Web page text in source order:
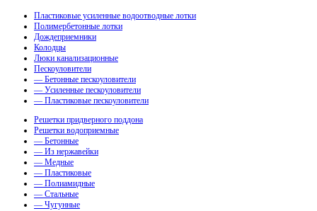
Пластиковые усиленные водоотводные лотки
Полимербетонные лотки
Дождеприемники
Колодцы
Люки канализационные
Пескоуловители
— Бетонные пескоуловители
— Усиленные пескоуловители
— Пластиковые пескоуловители
Решетки придверного поддона
Решетки водоприемные
— Бетонные
— Из нержавейки
— Медные
— Пластиковые
— Полиамидные
— Стальные
— Чугунные